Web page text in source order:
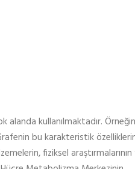
alanda kullanılmaktadır.
bu karakteristik
fiziksel araştırmalarının